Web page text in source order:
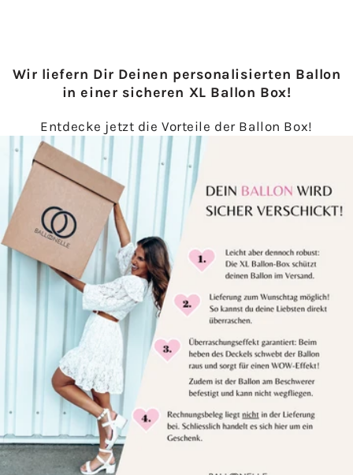
Wir liefern Dir Deinen personalisierten Ballon
in einer sicheren XL Ballon Box!
Entdecke jetzt die Vorteile der Ballon Box!